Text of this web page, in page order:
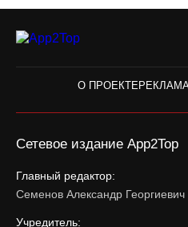
О ПРОЕКТЕ
Сетевое издание App2Top
Главный редактор:
Семенов Александр Георгиевич
Учредитель: